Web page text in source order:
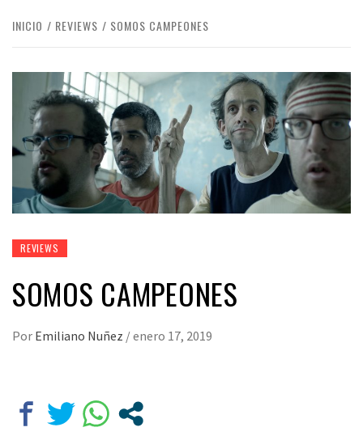
INICIO REVIEWS SOMOS CAMPEONES
REVIEWS
SOMOS CAMPEONES
Por Emiliano Nuñez /enero 17, 2019